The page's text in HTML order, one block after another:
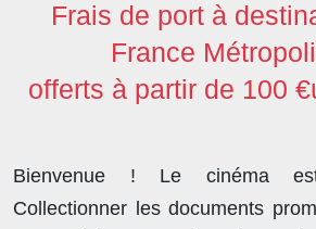
Frais de port à
France
offerts à partir de 100
Bienvenue ! Le cinéma
Collectionner les documents